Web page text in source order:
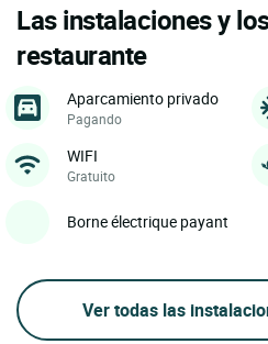
Las instalaciones y
restaurante
Aparcamiento privado
Pagando
WIFI
Gratuito
Borne électrique payant
Ver todas las